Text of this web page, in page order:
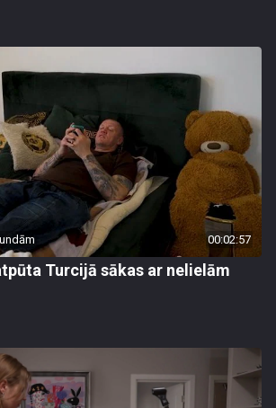
00:02:57
Turcijā sākas ar nelielām